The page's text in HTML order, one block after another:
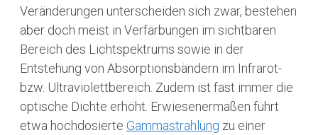
Veränderungen unterscheiden sich zwar, bestehen
aber doch meist in Verfärbungen im sichtbaren
Bereich des Lichtspektrums sowie in der
Entstehung von Absorptionsbändern im Infrarot-
bzw. Ultraviolettbereich. Zudem ist fast immer die
optische Dichte erhöht. Erwiesenermaßen führt
etwa hochdosierte Gammastrahlung zu einer